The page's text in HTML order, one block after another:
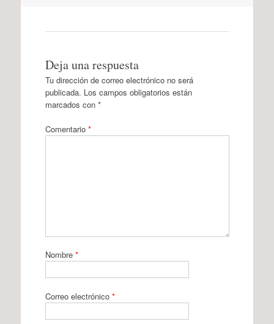
Deja una respuesta
Tu dirección de correo electrónico no será
publicada. Los campos obligatorios están
marcados con *
Comentario *
Nombre *
Correo electrónico *